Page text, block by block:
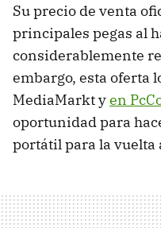
Su precio de venta
principales pegas al
considerablemente
embargo, esta oferta
MediaMarkt yen
oportunidad para
portátil para la vuelta